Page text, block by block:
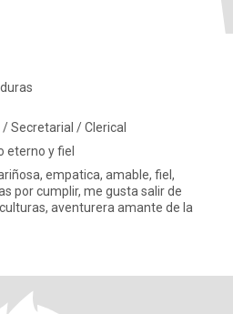
Secretarial / Clerical
eterno y fiel
empatica, amable, fiel,
de
aventurera amante de la